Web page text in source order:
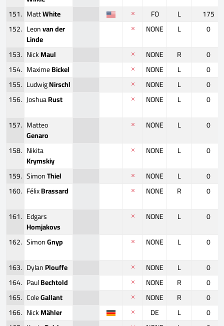
151. MattWhite FO L
175
152. Leonvan der
Linde
NONE L
0
153. NickMaul NONE R
0
154. MaximeBickel NONE L
0
155. LudwigNirschl NONE L
0
156. JoshuaRust NONE L
0
157. Matteo
Genaro
NONE L
0
158. Nikita
Krymskiy
NONE L
0
159. SimonThiel NONE L
0
160. FélixBrassard NONE R
0
161. Edgars
Homjakovs
NONE L
0
162. SimonGnyp NONE L
0
163. DylanPlouffe NONE L
0
164. PaulBechtold NONE R
0
165. ColeGallant NONE R
0
166. NickMähler DE L
0